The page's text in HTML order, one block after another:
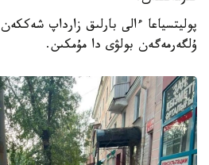
پوليتسياعا ءالى بارلىق زارداپ
ۇلگەرمەگەن بولۋى دا مۇمكىن.